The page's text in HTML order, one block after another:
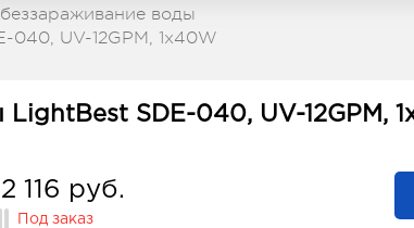
воды
UV-12GPM, 1x40W
SDE-040, UV-12GPM,
116 руб.
Под заказ